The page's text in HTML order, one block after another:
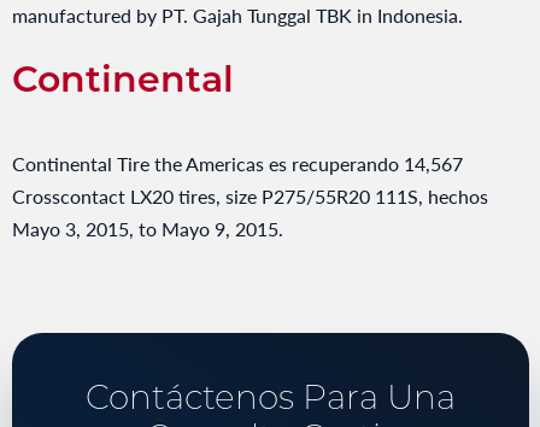
manufactured by PT. Gajah Tunggal TBK in Indonesia.
Continental
Continental Tire the Americas es recuperando 14,567
Crosscontact LX20 tires, size P275/55R20 111S, hechos
Mayo 3, 2015, to Mayo 9, 2015.
Contáctenos Para Una